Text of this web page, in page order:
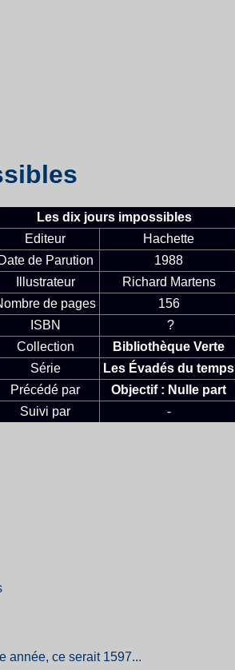
Les dix jours impossibles
Editeur
Hachette
Date de Parution
1988
Illustrateur
Richard Martens
de pages
156
ISBN
?
Collection
Bibliothèque Verte
Série
Les Évadés du temps
Précédé par
Objectif : Nulle part
Suivi par
-
année, ce serait 1597...